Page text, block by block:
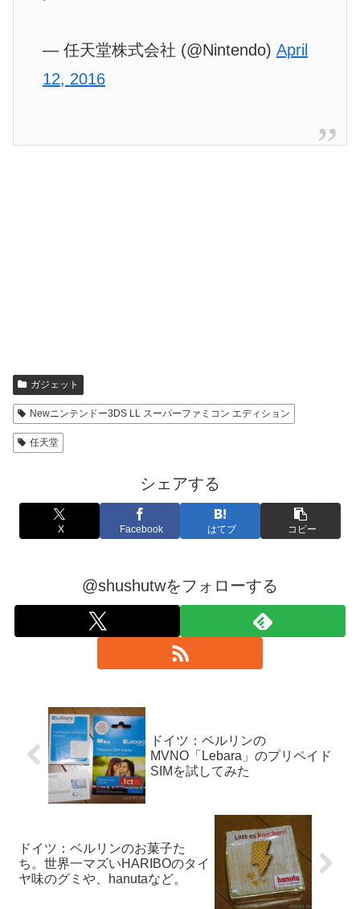
— 任天堂株式会社 (@Nintendo) April
12, 2016
ガジェット
Newニンテンドー3DS LL スーパーファミコン エディション
任天堂
シェアする
X Facebook はてブ コピー
@shushutwをフォローする
ドイツ：ベルリンの
MVNO「Lebara」のプリペイド
SIMを試してみた
ドイツ：ベルリンのお菓子た
ち。世界一マズいHARIBOのタイ
ヤ味のグミや、hanutaなど。